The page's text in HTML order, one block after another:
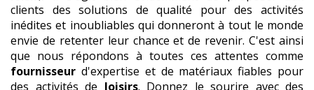
clients des solutions de qualité pour des activités
inédites et inoubliables qui donneront à tout le monde
envie de retenter leur chance et de revenir. C'est ainsi
que nous répondons à toutes ces attentes comme
fournisseur d'expertise et de matériaux fiables pour
des activités de loisirs. Donnez le sourire avec des